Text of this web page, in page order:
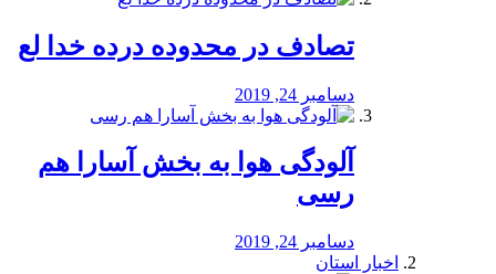
تصادف در محدوده درده خدا لع
دسامبر 24, 2019
آلودگی هوا به بخش آسارا هم
رسی
دسامبر 24, 2019
اخبار استان